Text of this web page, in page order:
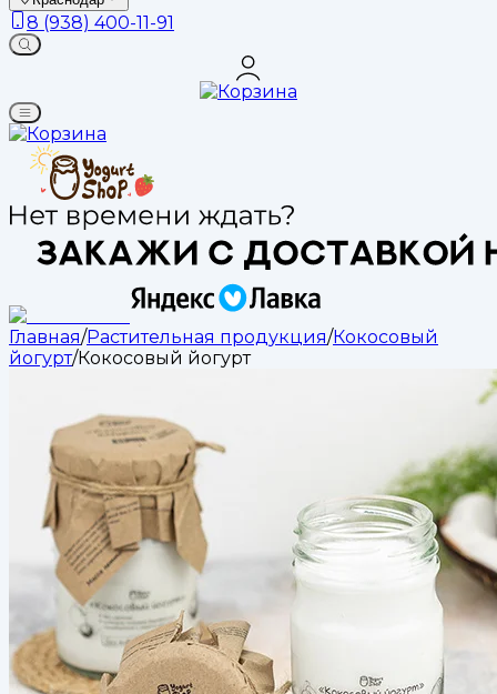
8 (938) 400-11-91
Главная/Растительная продукция/Кокосовый
йогурт/Кокосовый йогурт